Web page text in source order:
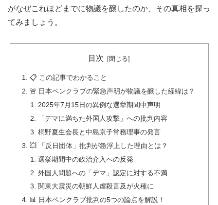
がなぜこれほどまでに物議を醸したのか、その真相を探っ
てみましょう。
目次
📋 この記事でわかること
🚨 日本ペンクラブの緊急声明が物議を醸した経緯は？
2025年7月15日の異例な選挙期間中声明
「デマに満ちた外国人攻撃」への批判内容
桐野夏生会長と中島京子常務理事の発言
💥 「反日団体」批判が急浮上した理由とは？
選挙期間中の政治介入への反発
外国人問題への「デマ」認定に対する不満
関東大震災の朝鮮人虐殺言及が火種に
📊 日本ペンクラブ批判の5つの論点を解説！